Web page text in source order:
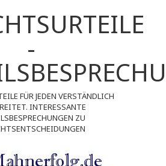
-
FÜR JEDEN VERSTÄNDLICH
INTERESSANTE
ZU